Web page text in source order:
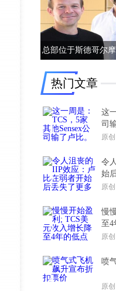
总部位于斯德哥尔
热门文章
这
司
原创
1
令
始
原创
2
慢
至4
原创
3
喷
原创
4